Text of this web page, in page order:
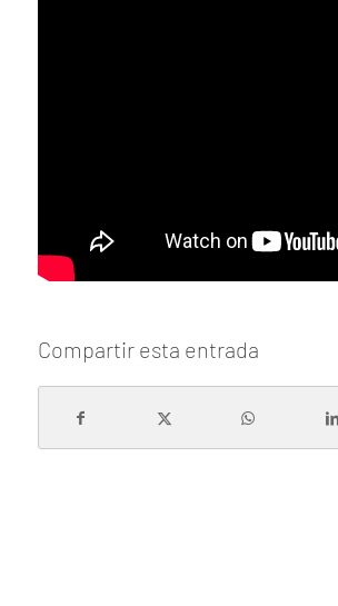
Compartir esta entrada